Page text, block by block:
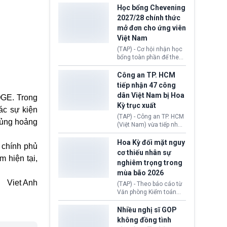
Trong
sự kiện
hoảng
phủ
hiện tại,
Viet Anh
thi Thỏa thuận Rút khỏi
Liên minh châu Âu
(Withdrawal
Agreement).
Iran nhằm mở lại eo biển
Hormuz, mở đường cho
việc khôi phục hoạt
động hàng hải. Những
tín hiệu ngoại giao tích
cực này lập tức tác động
đến thị trường năng
lượng, kéo giá dầu thế
giới lùi sâu xuống dưới
mức 80 USD/thùng.
Học bổng Chevening
2027/28 chính thức
mở đơn cho ứng viên
Việt Nam
(TAP) - Cơ hội nhận học
bổng toàn phần để theo
học chương trình thạc sĩ
tại Vương quốc Anh đã
chính thức quay trở lại.
Học bổng Chevening
2027/28 của Chính phủ
Anh vừa mở cổng ứng
tuyển dành riêng ứng
viên Việt Nam, hỗ trợ
toàn bộ chi phí học tập
cùng nhiều quyền lợi
trong suốt một năm
học.
Công an TP. HCM
tiếp nhận 47 công
dân Việt Nam bị Hoa
Kỳ trục xuất
(TAP) - Công an TP. HCM
(Việt Nam) vừa tiếp nhận
47 công dân Việt Nam bị
Hoa Kỳ trục xuất về
nước. Đây là đợt có số
lượng lớn nhất từ đầu
năm 2026 đến nay, phản
ánh xu hướng gia tăng
các trường hợp trục
xuất.
Hoa Kỳ đối mặt nguy
cơ thiếu nhân sự
nghiêm trọng trong
mùa bão 2026
(TAP) - Theo báo cáo từ
Văn phòng Kiểm toán
Chính phủ (GAO), Cơ
quan Quản lý Khẩn cấp
Liên bang (FEMA) thuộc
Bộ An ninh Nội địa Hoa
Nhiều nghị sĩ GOP
không đồng tình